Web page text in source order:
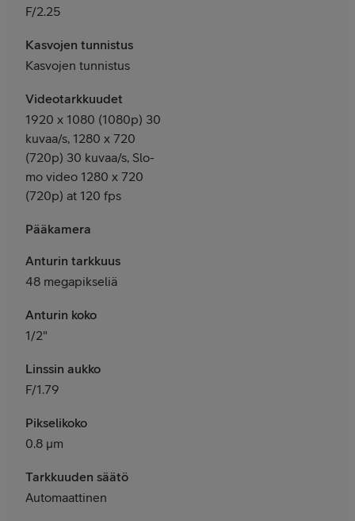
F/2.25
Kasvojen tunnistus
Kasvojen tunnistus
Videotarkkuudet
1920 x 1080 (1080p) 30
kuvaa/s, 1280 x 720
(720p) 30 kuvaa/s, Slo-
mo video 1280 x 720
(720p) at 120 fps
Pääkamera
Anturin tarkkuus
48 megapikseliä
Anturin koko
1/2"
Linssin aukko
F/1.79
Pikselikoko
0.8 μm
Tarkkuuden säätö
Automaattinen